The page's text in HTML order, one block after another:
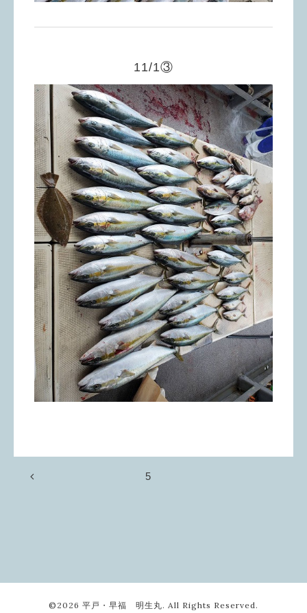
11/1③
5
©2026 平戸・早福 明生丸. All Rights Reserved.